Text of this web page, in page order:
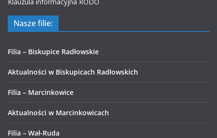
Nasze filie:
Filia – Biskupice Radłowskie
Aktualności w Biskupicach Radłowskich
Filia – Marcinkowice
Aktualności w Marcinkowicach
Filia – Wał-Ruda